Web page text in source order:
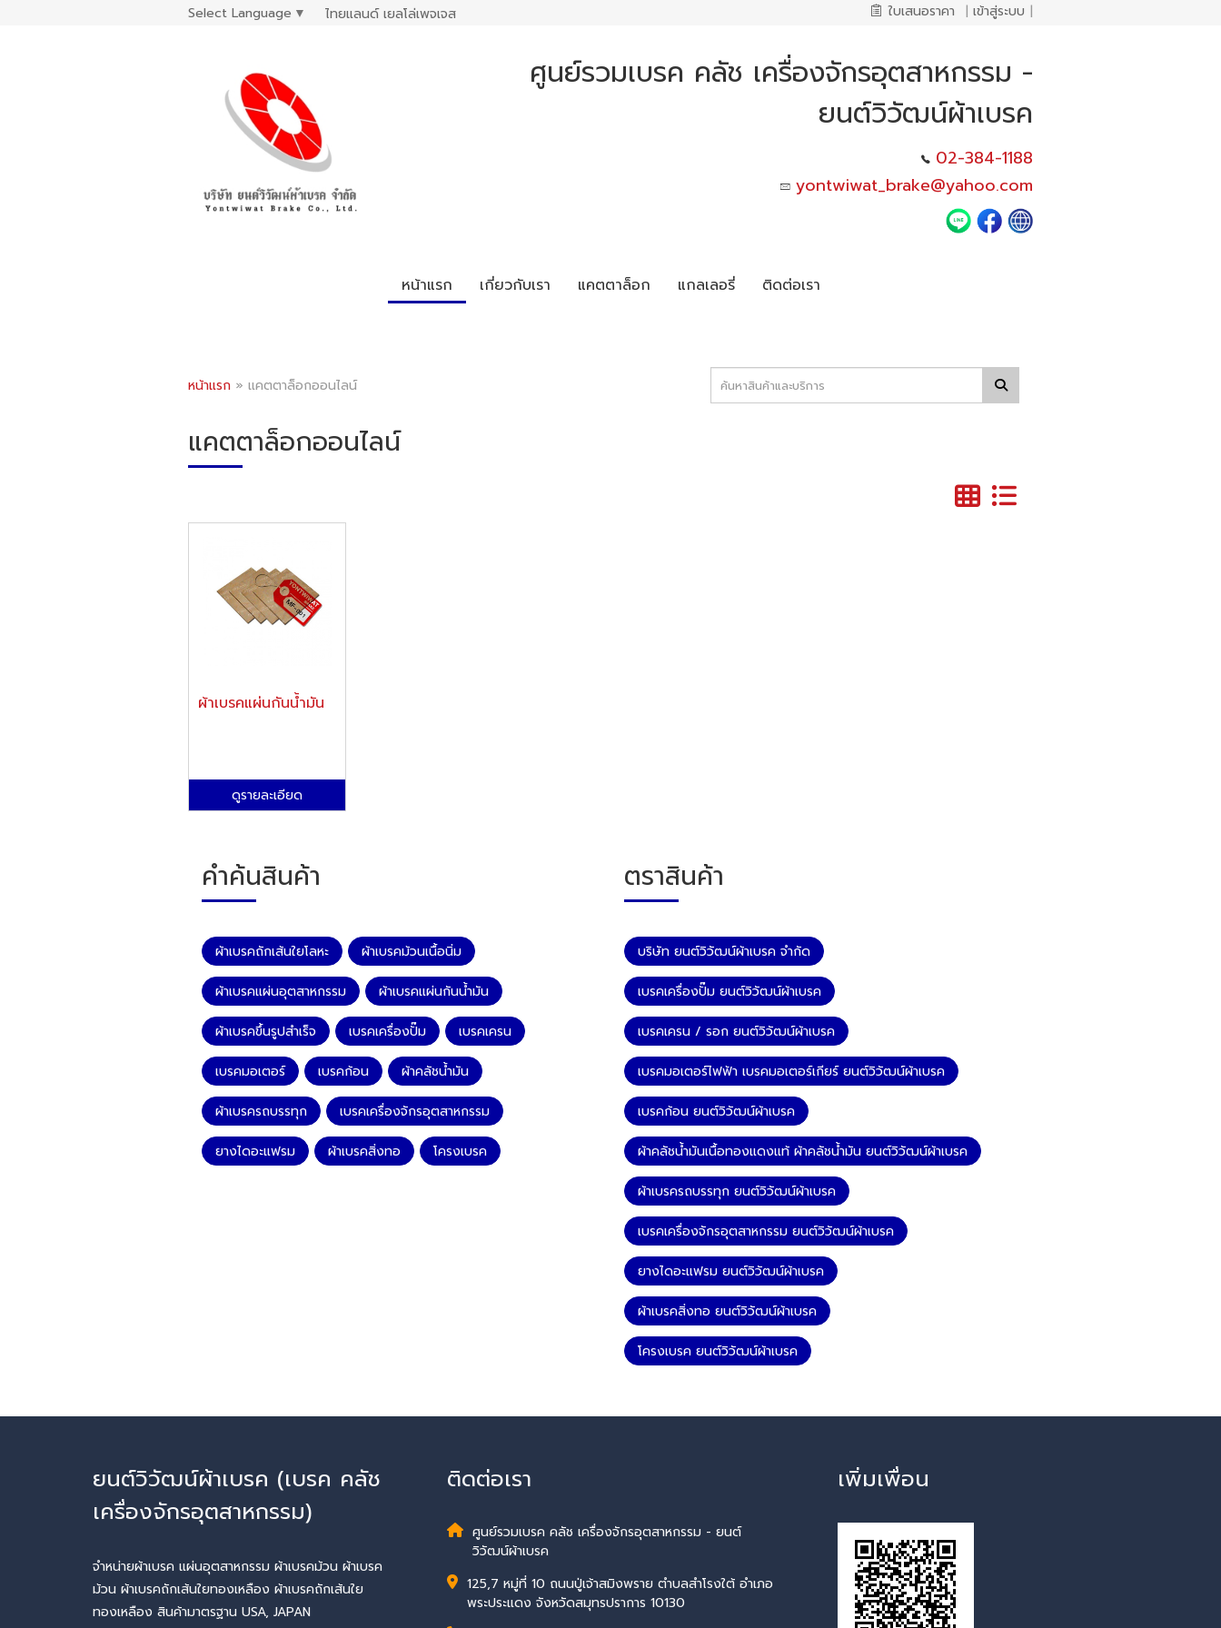
Select Language ▼ ไทยแลนด์ เยลโล่เพจเจส ใบเสนอราคา | เข้าสู่ระบบ |
ศูนย์รวมเบรค คลัช เครื่องจักรอุตสาหกรรม -
ยนต์วิวัฒน์ผ้าเบรค
02-384-1188
yontwiwat_brake@yahoo.com
หน้าแรก เกี่ยวกับเรา แคตตาล็อก แกลเลอรี่ ติดต่อเรา
หน้าแรก » แคตตาล็อกออนไลน์
แคตตาล็อกออนไลน์
ผ้าเบรคแผ่นกันน้ำมัน
ดูรายละเอียด
คำค้นสินค้า
ผ้าเบรคถักเส้นใยโลหะ ผ้าเบรคม้วนเนื้อนิ่ม
ผ้าเบรคแผ่นอุตสาหกรรม ผ้าเบรคแผ่นกันน้ำมัน
ผ้าเบรคขึ้นรูปสำเร็จ เบรคเครื่องปั๊ม เบรคเครน
เบรคมอเตอร์ เบรคก้อน ผ้าคลัชน้ำมัน
ผ้าเบรครถบรรทุก เบรคเครื่องจักรอุตสาหกรรม
ยางไดอะแฟรม ผ้าเบรคสิ่งทอ โครงเบรค
ตราสินค้า
บริษัท ยนต์วิวัฒน์ผ้าเบรค จำกัด
เบรคเครื่องปั๊ม ยนต์วิวัฒน์ผ้าเบรค
เบรคเครน / รอก ยนต์วิวัฒน์ผ้าเบรค
เบรคมอเตอร์ไฟฟ้า เบรคมอเตอร์เกียร์ ยนต์วิวัฒน์ผ้าเบรค
เบรคก้อน ยนต์วิวัฒน์ผ้าเบรค
ผ้าคลัชน้ำมันเนื้อทองแดงแท้ ผ้าคลัชน้ำมัน ยนต์วิวัฒน์ผ้าเบรค
ผ้าเบรครถบรรทุก ยนต์วิวัฒน์ผ้าเบรค
เบรคเครื่องจักรอุตสาหกรรม ยนต์วิวัฒน์ผ้าเบรค
ยางไดอะแฟรม ยนต์วิวัฒน์ผ้าเบรค
ผ้าเบรคสิ่งทอ ยนต์วิวัฒน์ผ้าเบรค
โครงเบรค ยนต์วิวัฒน์ผ้าเบรค
ยนต์วิวัฒน์ผ้าเบรค (เบรค คลัช
เครื่องจักรอุตสาหกรรม)
จำหน่ายผ้าเบรค แผ่นอุตสาหกรรม ผ้าเบรคม้วน ผ้าเบรค
ม้วน ผ้าเบรคถักเส้นใยทองเหลือง ผ้าเบรคถักเส้นใย
ทองเหลือง สินค้ามาตรฐาน USA, JAPAN
ติดต่อเรา
ศูนย์รวมเบรค คลัช เครื่องจักรอุตสาหกรรม - ยนต์
วิวัฒน์ผ้าเบรค
125,7 หมู่ที่ 10 ถนนปู่เจ้าสมิงพราย ตำบลสำโรงใต้ อำเภอ
พระประแดง จังหวัดสมุทรปราการ 10130
เพิ่มเพื่อน